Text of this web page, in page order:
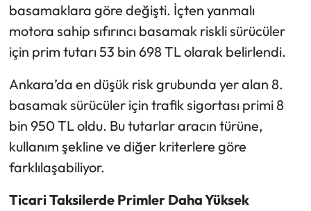
basamaklara göre değişti. İçten yanmalı
motora sahip sıfırıncı basamak riskli sürücüler
için prim tutarı 53 bin 698 TL olarak belirlendi.
Ankara’da en düşük risk grubunda yer alan 8.
basamak sürücüler için trafik sigortası primi 8
bin 950 TL oldu. Bu tutarlar aracın türüne,
kullanım şekline ve diğer kriterlere göre
farklılaşabiliyor.
Ticari Taksilerde Primler Daha Yüksek